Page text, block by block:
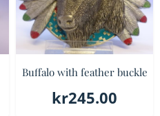
Buffalo with feather buckle
kr245.00